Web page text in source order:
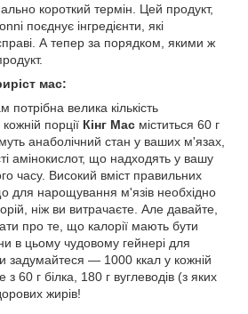
короткий термін. Цей продукт,
поєднує інгредієнти, які
А тепер за порядком, якими ж
мас:
велика кількість
порції Кінг Мас міститься 60 г
анаболічний стан у ваших м'язах,
амінокислот, що надходять у вашу
часу. Високий вміст правильних
для нарощування м'язів необхідно
ніж ви витрачаєте. Але давайте,
про те, що калорії мають бути
в цьому чудовому гейнері для
задумайтеся — 1000 ккал у кожній
з 60 г білка, 180 г вуглеводів (з яких
жирів!